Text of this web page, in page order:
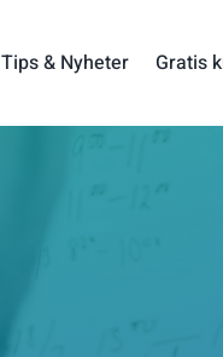
Tips & Nyheter Gratis